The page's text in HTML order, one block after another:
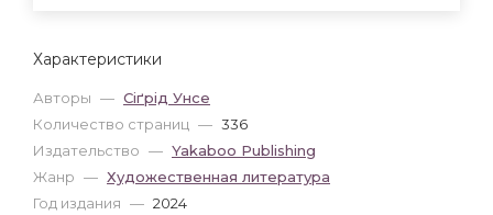
Характеристики
Авторы — Сіґрід Унсе
Количество страниц — 336
Издательство — Yakaboo Publishing
Жанр — Художественная литература
Год издания — 2024